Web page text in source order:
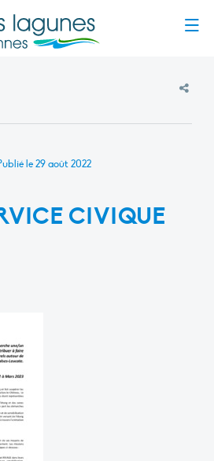
le29 août 2022
CIVIQUE